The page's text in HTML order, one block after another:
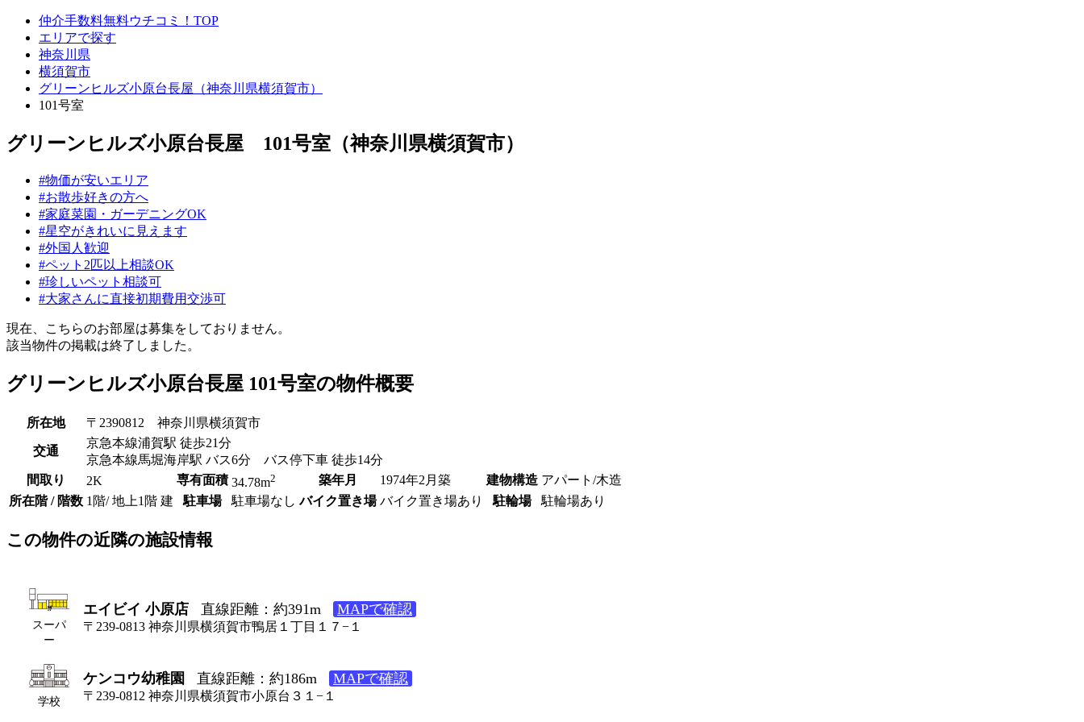
仲介手数料無料ウチコミ！TOP
エリアで探す
神奈川県
横須賀市
グリーンヒルズ小原台長屋（神奈川県横須賀市）
101号室
グリーンヒルズ小原台長屋 101号室（神奈川県横須賀市）
#物価が安いエリア
#お散歩好きの方へ
#家庭菜園・ガーデニングOK
#星空がきれいに見えます
#外国人歓迎
#ペット2匹以上相談OK
#珍しいペット相談可
#大家さんに直接初期費用交渉可
現在、こちらのお部屋は募集をしておりません。
該当物件の掲載は終了しました。
グリーンヒルズ小原台長屋 101号室の物件概要
所在地 〒2390812 神奈川県横須賀市
交通
京急本線浦賀駅 徒歩21分
京急本線馬堀海岸駅 バス6分 バス停下車 徒歩14分
間取り
2K 専有面積 34.78m2 築年月 1974年2月築 建物構造 アパート/木造
所在階 / 階数 1階/ 地上1階 建 駐車場 駐車場なし バイク置き場 バイク置き場あり 駐輪場 駐輪場あり
この物件の近隣の施設情報
スーパ
ー
エイビイ 小原店 直線距離：約391m MAPで確認
〒239-0813 神奈川県横須賀市鴨居１丁目１７−１
学校
ケンコウ幼稚園 直線距離：約186m MAPで確認
〒239-0812 神奈川県横須賀市小原台３１−１